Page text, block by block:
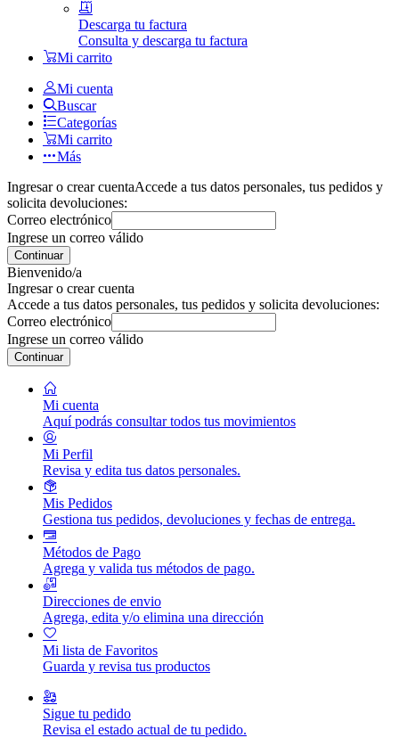
Descarga tu factura
Consulta y descarga tu factura
Mi carrito
Mi cuenta
Buscar
Categorías
Mi carrito
Más
Ingresar o crear cuentaAccede a tus datos personales, tus pedidos y
solicita devoluciones:
Correo electrónico
Ingrese un correo válido
Continuar
Bienvenido/a
Ingresar o crear cuenta
Accede a tus datos personales, tus pedidos y solicita devoluciones:
Correo electrónico
Ingrese un correo válido
Continuar
Mi cuenta
Aquí podrás consultar todos tus movimientos
Mi Perfil
Revisa y edita tus datos personales.
Mis Pedidos
Gestiona tus pedidos, devoluciones y fechas de entrega.
Métodos de Pago
Agrega y valida tus métodos de pago.
Direcciones de envio
Agrega, edita y/o elimina una dirección
Mi lista de Favoritos
Guarda y revisa tus productos
Sigue tu pedido
Revisa el estado actual de tu pedido.